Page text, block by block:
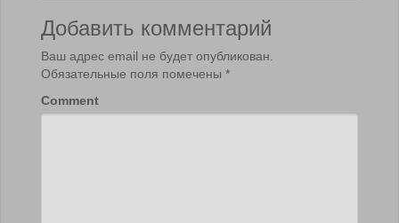
Добавить комментарий
Ваш адрес email не будет опубликован.
Обязательные поля помечены *
Comment